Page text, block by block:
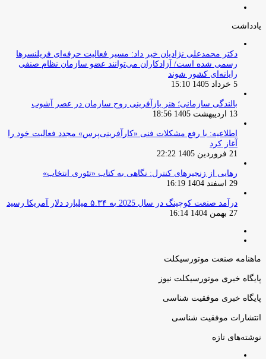
یادداشت
دکتر محمدعلی نژادیان خبر داد: مسیر فعالیت حرفه‌ای فریلنسرها
رسمی شده است/ آزادکاران می‌توانند عضو سازمان نظام صنفی
رایانه‌ای کشور شوند
5 خرداد 1405 15:10
بالندگی سازمانی؛ هنر بازآفرینی روح سازمان در عصر آشوب
13 اردیبهشت 1405 18:56
اطلاعیه: با رفع مشکلات فنی «کارآفرینی‌پرس» مجدد فعالیت خود را
آغاز کرد
21 فروردین 1405 22:22
رهایی از زنجیرهای کنترل: نگاهی به کتاب «تئوری انتخاب»
29 اسفند 1404 16:19
درآمد صنعت کوچینگ در سال 2025 به ۵.۳۴ میلیارد دلار آمریکا رسید
27 بهمن 1404 16:14
ماهنامه صنعت موتورسیکلت
پایگاه خبری موتورسیکلت نیوز
پایگاه خبری موفقیت شناسی
انتشارات موفقیت شناسی
نوشته‌های تازه